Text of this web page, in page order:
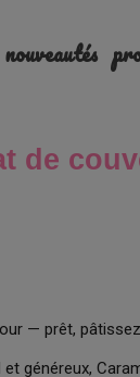
nouveautés
de
— prêt,
généreux,